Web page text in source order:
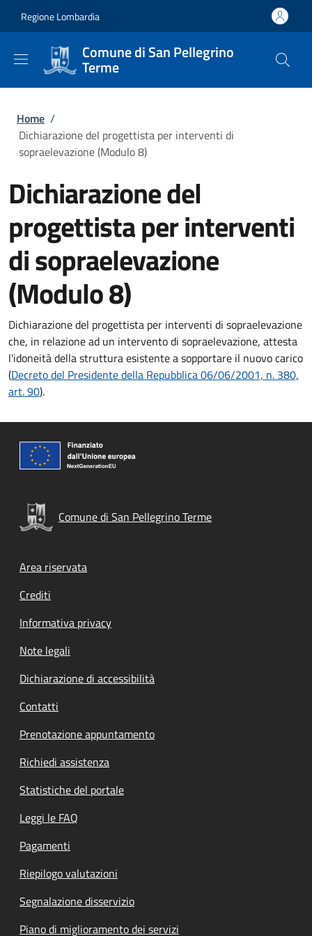
Regione Lombardia
Comune di San Pellegrino
Terme
Briciole di pane
Home /
Dichiarazione del progettista per interventi di
sopraelevazione (Modulo 8)
Dichiarazione del
progettista per interventi
di sopraelevazione
(Modulo 8)
Dichiarazione del progettista per interventi di sopraelevazione
che, in relazione ad un intervento di sopraelevazione, attesta
l'idoneità della struttura esistente a sopportare il nuovo carico
(Decreto del Presidente della Repubblica 06/06/2001, n. 380,
art. 90).
Comune di San Pellegrino Terme
Footer menu
Area riservata
Crediti
Informativa privacy
Note legali
Dichiarazione di accessibilità
Contatti
Prenotazione appuntamento
Richiedi assistenza
Statistiche del portale
Leggi le FAQ
Pagamenti
Riepilogo valutazioni
Segnalazione disservizio
Piano di miglioramento dei servizi